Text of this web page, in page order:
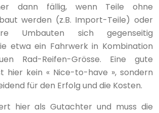
dann fällig, wenn Teile ohne
werden (z.B. Import-Teile) oder
Umbauten sich gegenseitig
etwa ein Fahrwerk in Kombination
Rad-Reifen-Grösse. Eine gute
hier kein « Nice-to-have », sondern
für den Erfolg und die Kosten.
hier als Gutachter und muss die